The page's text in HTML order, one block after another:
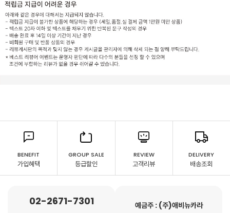
BENEFIT
가입혜택
GROUP SALE
등급할인
REVIEW
고객리뷰
DELIVERY
배송조회
02-2671-7301
예금주 : (주)애비뉴카라